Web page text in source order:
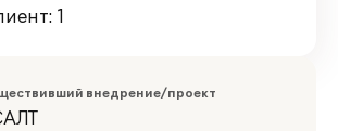
1
внедрение/проект